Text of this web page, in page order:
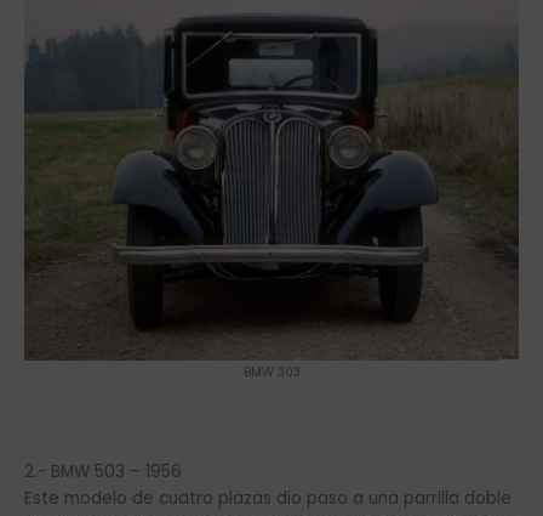
BMW 303
2.- BMW 503 – 1956
Este modelo de cuatro plazas dio paso a una parrilla doble